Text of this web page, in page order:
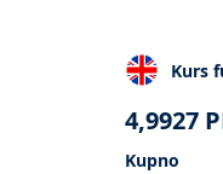
Kurs
4,9927
Kupno